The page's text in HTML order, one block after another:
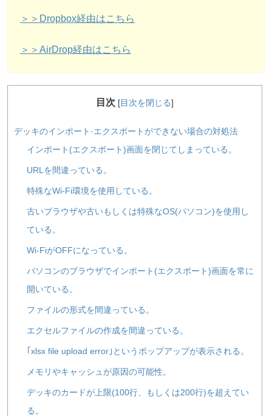
＞＞Dropbox経由はこちら
＞＞AirDrop経由はこちら
目次 [目次を閉じる]
デッキのインポート·エクスポートができない場合の対処法
インポート(エクスポート)画面を閉じてしまっている。
URLを間違っている。
特殊なWi-Fi環境を使用している。
古いブラウザや古いもしくは特殊なOS(パソコン)を使用し
ている。
Wi-FiがOFFになっている。
パソコンのブラウザでインポート(エクスポート)画面を常に
開いている。
ファイルの形式を間違っている。
エクセルファイルの作成を間違っている。
｢xlsx file upload error｣というポップアップが表示される。
メモリやキャッシュが原因の可能性。
デッキのカードが上限(100行、もしくは200行)を超えてい
る。